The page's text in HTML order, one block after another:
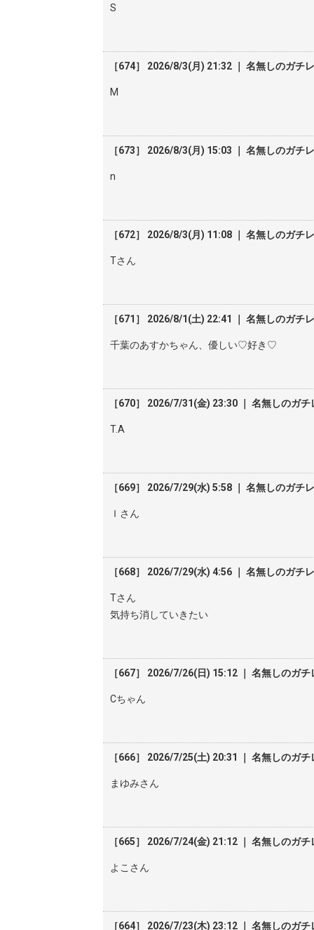
S
［674］ 2026/8/3(月) 21:32 ｜ 名無しのガチ
M
［673］ 2026/8/3(月) 15:03 ｜ 名無しのガチ
n
［672］ 2026/8/3(月) 11:08 ｜ 名無しのガチ
Tさん
［671］ 2026/8/1(土) 22:41 ｜ 名無しのガチ
千葉のあすかちゃん、優しい♡好き♡
［670］ 2026/7/31(金) 23:30 ｜ 名無しのガチ
T.A
［669］ 2026/7/29(水) 5:58 ｜ 名無しのガチ
Ｉさん
［668］ 2026/7/29(水) 4:56 ｜ 名無しのガチ
Tさん
気持ち消していきたい
［667］ 2026/7/26(日) 15:12 ｜ 名無しのガチ
Cちゃん
［666］ 2026/7/25(土) 20:31 ｜ 名無しのガチ
まゆみさん
［665］ 2026/7/24(金) 21:12 ｜ 名無しのガチ
よこさん
［664］ 2026/7/23(木) 23:12 ｜ 名無しのガチ